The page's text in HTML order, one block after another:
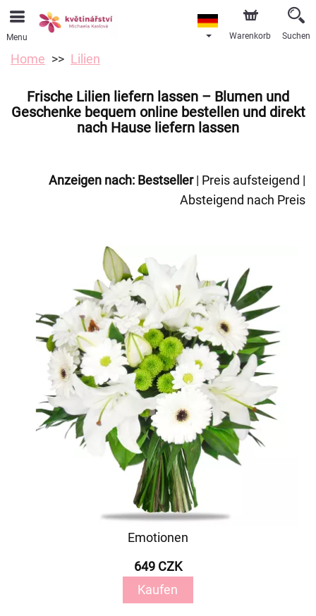
Menu Warenkorb Suchen
Home Lilien
Frische Lilien liefern lassen – Blumen und
Geschenke bequem online bestellen und direkt
nach Hause liefern lassen
Anzeigen nach: Bestseller| Preis aufsteigend |
Absteigend nach Preis
Emotionen
649 CZK
Kaufen